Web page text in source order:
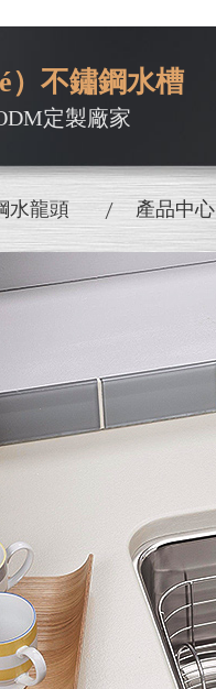
）不鏽鋼水槽
定製廠家
水龍頭 產品中心